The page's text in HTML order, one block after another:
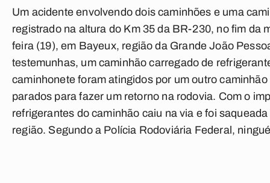
Um acidente envolvendodois caminhões e uma
registrado na altura do Km 35 da BR-230, no fim da
feira (19), em Bayeux, região da Grande João
testemunhas, um caminhão carregado de
caminhonete foram atingidos por um outro
parados para fazer um retorno na rodovia. Com o
refrigerantes do caminhão caiu na via e foi
região. Segundo a Polícia Rodoviária Federal,